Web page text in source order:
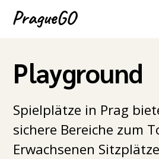
Playground
Spielplätze in Prag
sichere Bereiche zum
Erwachsenen